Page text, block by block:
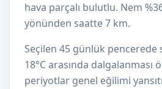
hava parçalı bulutlu. Nem
yönünden saatte 7 km.
Seçilen 45 günlük pencerede
18°C arasında dalgalanması
periyotlar genel eğilimi